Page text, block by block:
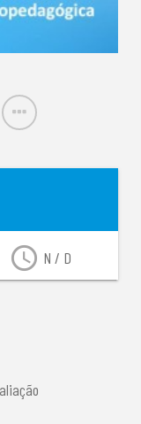
access_time N / D